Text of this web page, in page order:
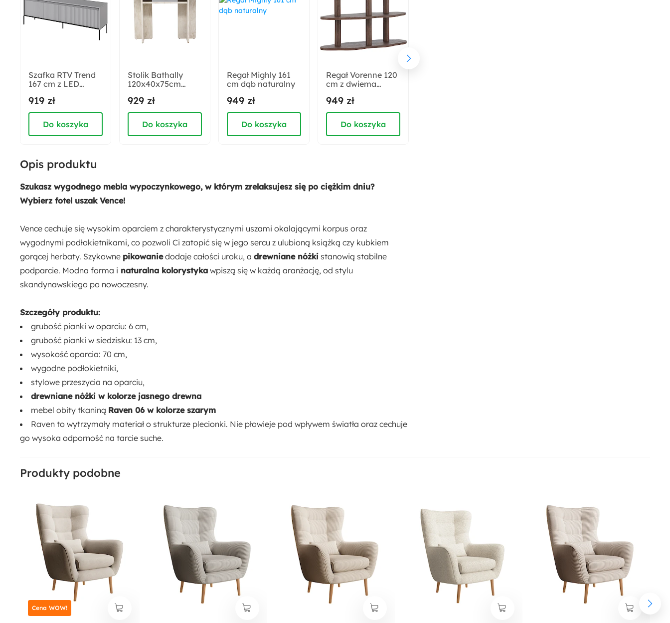
Rodzaj siedziska:
Tapicerowane
Materiał siedziska:
Głębokość:
95 cm
Szerokość:
80 cm
Wysokość nóżek:
Wysokość oparcia:
Wysokość siedziska:
55 cm
Ilość paczek:
1
Pufa w zestawie:
Nie
Długość:
Szafka RTV Trend
167 cm z LED
919 zł
Do koszyka
Stolik Bathally
120x40x75cm
929 zł
Do koszyka
Regał Mighly 161
cm dąb naturalny
949 zł
Do koszyka
Regał Vorenne 120
cm z dwiema
949 zł
Do koszyka
Opis produktu
Szukasz wygodnego mebla wypoczynkowego, w którym zrelaksujesz się po ciężkim dniu?
Wybierz fotel uszak Vence!
Vence cechuje się wysokim oparciem z charakterystycznymi uszami okalającymi korpus oraz
wygodnymi podłokietnikami, co pozwoli Ci zatopić się w jego sercu z ulubioną książką czy kubkiem
gorącej herbaty. Szykowne pikowaniedodaje całości uroku, a drewniane nóżki stanowią stabilne
podparcie. Modna forma i naturalna kolorystyka wpiszą się w każdą aranżację, od stylu
skandynawskiego po nowoczesny.
Szczegóły produktu:
grubość pianki w oparciu: 6 cm,
grubość pianki w siedzisku: 13 cm,
wysokość oparcia: 70 cm,
wygodne podłokietniki,
stylowe przeszycia na oparciu,
drewniane nóżki w kolorze jasnego drewna
mebel obity tkaniną Raven 06 w kolorze szarym
Raven to wytrzymały materiał o strukturze plecionki. Nie płowieje pod wpływem światła oraz cechuje
go wysoka odporność na tarcie suche.
Produkty podobne
Cena WOW!